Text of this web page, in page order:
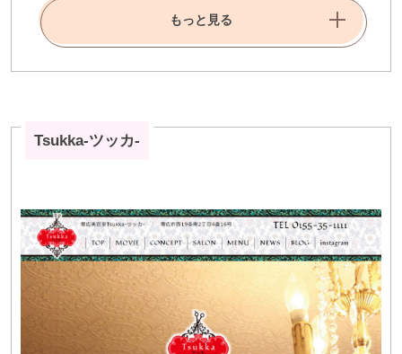
もっと見る
Tsukka-ツッカ-